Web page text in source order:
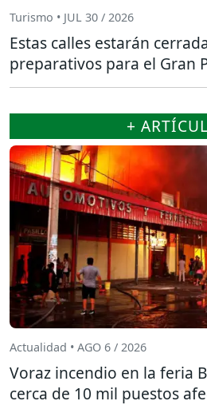
Turismo • JUL 30 / 2026
Estas calles estarán
preparativos para el Gran
+
Actualidad • AGO 6 / 2026
Voraz incendio en la feria
cerca de 10 mil puestos